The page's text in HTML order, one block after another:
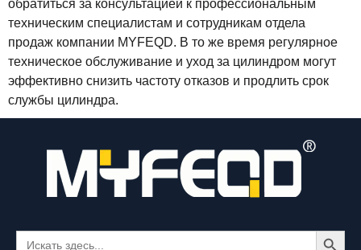
обратиться за консультацией к профессиональным
техническим специалистам и сотрудникам отдела
продаж компании MYFEQD. В то же время регулярное
техническое обслуживание и уход за цилиндром могут
эффективно снизить частоту отказов и продлить срок
службы цилиндра.
Искать: